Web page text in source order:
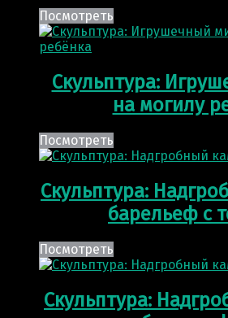
Посмотреть
Скульптура:
на могилу
Посмотреть
Скульптура:
барельеф с
Посмотреть
Скульптура: